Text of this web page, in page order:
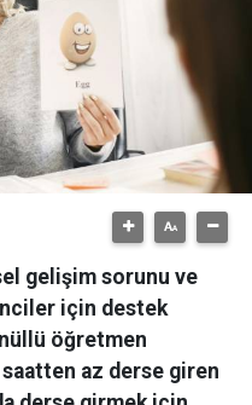
gelişim sorunu ve
için destek
öğretmen
saatten az derse giren